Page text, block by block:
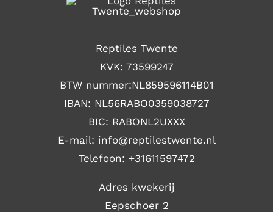
Reptiles Twente
KVK: 73599247
BTW nummer:NL859596114B01
IBAN: NL56RABO0359038727
BIC: RABONL2UXXX
E-mail: info@reptilestwente.nl
Telefoon: +31611597472
Adres kwekerij
Eepschoer 2